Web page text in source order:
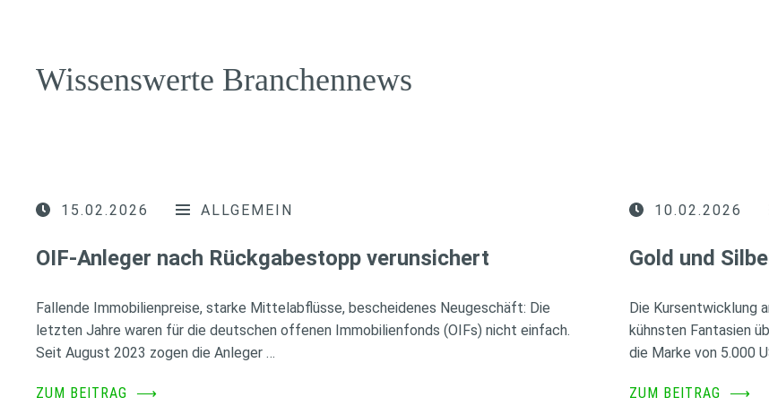
Wissenswerte Branchennews
15.02.2026 ALLGEMEIN
OIF-Anleger nach Rückgabestopp verunsichert
Fallende Immobilienpreise, starke Mittelabflüsse, bescheidenes Neugeschäft: Die
letzten Jahre waren für die deutschen offenen Immobilienfonds (OIFs) nicht einfach.
Seit August 2023 zogen die Anleger …
ZUM BEITRAG ⟶
10.02.2026
Gold und
Die Kursentwicklung
kühnsten Fantasien
die Marke von 5.000
ZUM BEITRAG ⟶